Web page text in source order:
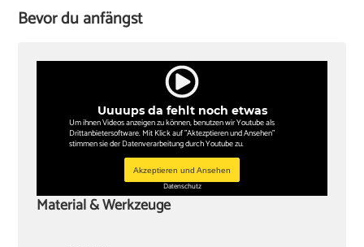
Bevor du anfängst
Uuuups da fehlt noch etwas
Um ihnen Videos anzeigen zu können, benutzen wir Youtube als
Drittanbietersoftware. Mit Klick auf "Aktezptieren und Ansehen"
stimmen sie der Datenverarbeitung durch Youtube zu.
Akzeptieren und Ansehen
Datenschutz
Material & Werkzeuge